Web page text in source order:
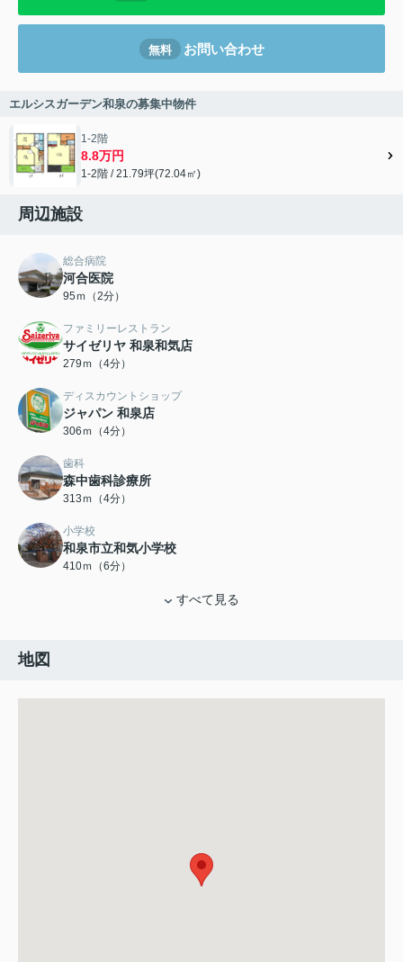
無料 お問い合わせ
エルシスガーデン和泉の募集中物件
1-2階
8.8万円
1-2階 / 21.79坪(72.04㎡)
周辺施設
総合病院
河合医院
95ｍ（2分）
ファミリーレストラン
サイゼリヤ 和泉和気店
279ｍ（4分）
ディスカウントショップ
ジャパン 和泉店
306ｍ（4分）
歯科
森中歯科診療所
313ｍ（4分）
小学校
和泉市立和気小学校
410ｍ（6分）
すべて見る
地図